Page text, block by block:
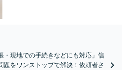
・現地での手続きなどにも対応」信
題をワンストップで解決！依頼者さ